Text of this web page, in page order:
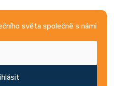
světa společně s námi